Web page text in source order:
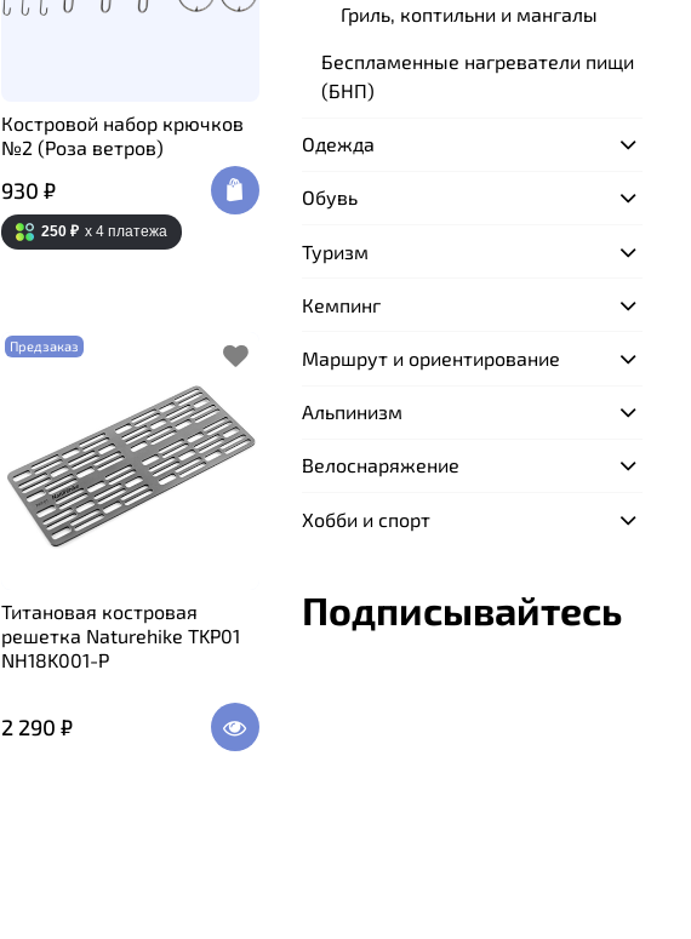
Костровой набор крючков
№2 (Роза ветров)
930 ₽
250 ₽ x 4 платежа
Предзаказ
Титановая костровая
решетка Naturehike TKP01
NH18K001-P
2 290 ₽
Гриль, коптильни и мангалы
Беспламенные нагреватели пищи
(БНП)
Одежда
Обувь
Туризм
Кемпинг
Маршрут и ориентирование
Альпинизм
Велоснаряжение
Хобби и спорт
Подписывайтесь